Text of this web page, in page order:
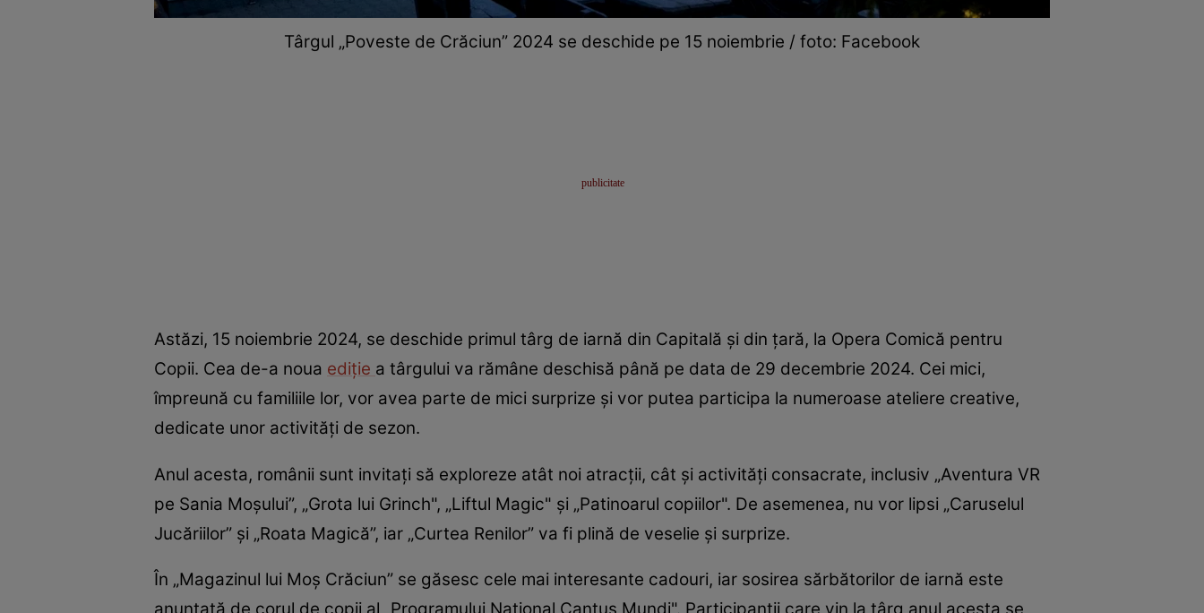
Târgul „Poveste de Crăciun” 2024 se deschide pe 15 noiembrie / foto: Facebook
Astăzi, 15 noiembrie 2024, se deschide primul târg de iarnă din Capitală şi din ţară, la Opera Comică pentru
Copii. Cea de-a noua ediție a târgului va rămâne deschisă până pe data de 29 decembrie 2024. Cei mici,
împreună cu familiile lor, vor avea parte de mici surprize și vor putea participa la numeroase ateliere creative,
dedicate unor activități de sezon.
Anul acesta, românii sunt invitați să exploreze atât noi atracții, cât și activități consacrate, inclusiv „Aventura VR
pe Sania Moșului”, „Grota lui Grinch", „Liftul Magic" și „Patinoarul copiilor". De asemenea, nu vor lipsi „Caruselul
Jucăriilor” și „Roata Magică”, iar „Curtea Renilor” va fi plină de veselie și surprize.
În „Magazinul lui Moș Crăciun” se găsesc cele mai interesante cadouri, iar sosirea sărbătorilor de iarnă este